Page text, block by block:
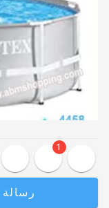
1
رسالة